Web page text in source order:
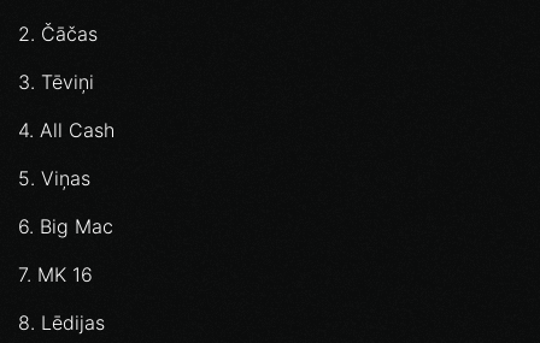
2. Čāčas
3. Tēviņi
4. All Cash
5. Viņas
6. Big Mac
7. MK 16
8. Lēdijas